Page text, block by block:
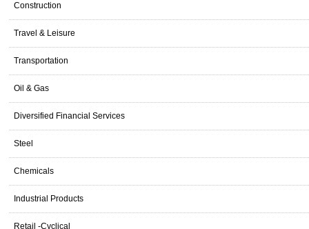
Construction
Travel & Leisure
Transportation
Oil & Gas
Diversified Financial Services
Steel
Chemicals
Industrial Products
Retail -Cyclical